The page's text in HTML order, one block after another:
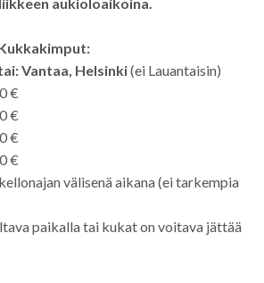
Vantaa, Helsinki(ei Lauantaisin)
€
€
€
€
välisenä aikana (ei tarkempia
paikalla tai kukat on voitava jättää